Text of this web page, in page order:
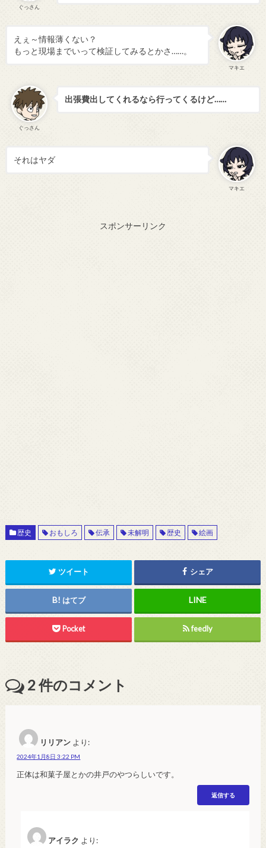
ぐっさん
マキエ
えぇ～情報薄くない？
もっと現場までいって検証してみるとかさ……。
ぐっさん
出張費出してくれるなら行ってくるけど……
マキエ
それはヤダ
スポンサーリンク
歴史 おもしろ 伝承 未解明 歴史 絵画
ツイート シェア
はてブ
Pocket feedly
2件のコメント
リリアン より:
2024年1月8日 3:22 PM
正体は和菓子屋とかの井戸のやつらしいです。
返信する
アイラク より: